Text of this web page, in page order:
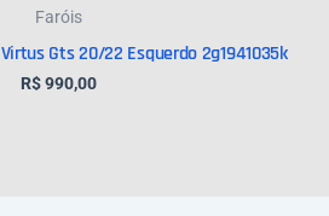
Faróis
Gts 20/22 Esquerdo 2g1941035k
R$990,00